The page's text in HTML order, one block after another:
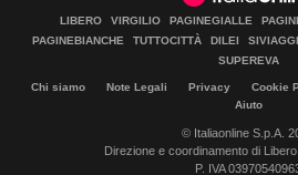
LIBERO VIRGILIO PAGINEGIALLE
PAGINEBIANCHE
TUTTOCITTÀ DILEI
SUPEREVA
Chi siamo Note Legali Privacy Cookie
Aiuto
© Italiaonline S.p.A.
Direzione e coordinamento di Libero
P. IVA